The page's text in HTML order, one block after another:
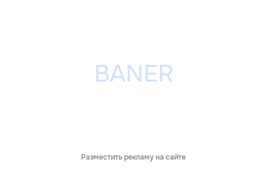
Разместить рекламу на сайте